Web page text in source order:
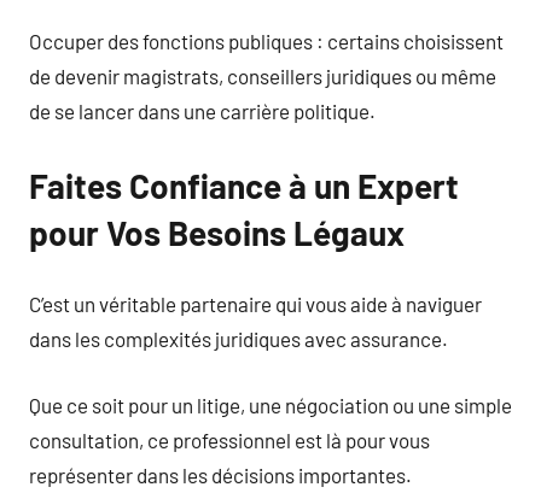
Occuper des fonctions publiques : certains choisissent
de devenir magistrats, conseillers juridiques ou même
de se lancer dans une carrière politique.
Faites Confiance à un Expert
pour Vos Besoins Légaux
C’est un véritable partenaire qui vous aide à naviguer
dans les complexités juridiques avec assurance.
Que ce soit pour un litige, une négociation ou une simple
consultation, ce professionnel est là pour vous
représenter dans les décisions importantes.